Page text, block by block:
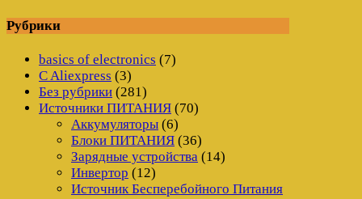
Рубрики
basics of electronics (7)
C Aliexpress (3)
Без рубрики (281)
Источники ПИТАНИЯ (70)
Аккумуляторы (6)
Блоки ПИТАНИЯ (36)
Зарядные устройства (14)
Инвертор (12)
Источник Бесперебойного Питания